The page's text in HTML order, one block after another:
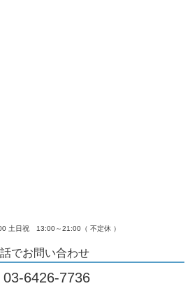
土日祝 13:00～21:00（ 不定休 ）
でお問い合わせ
03-6426-7736